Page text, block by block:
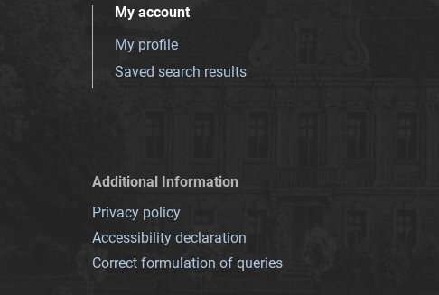
My account
My profile
Saved search results
Additional Information
Privacy policy
Accessibility declaration
Correct formulation of queries